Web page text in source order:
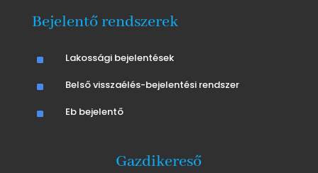
Bejelentő rendszerek
^ Lakossági bejelentések
^ Belső visszaélés-bejelentési rendszer
^ Eb bejelentő
Gazdikereső